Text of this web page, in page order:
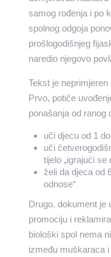
samog rođenja i po
spolnog odgoja
prošlogodišnjeg
naredio njegovo
Tekst je
Prvo, potiče
ponašanja od ranog
uči djecu od 1
uči
tijelo „igrajući se
želi da djeca od
odnose“
Drugo, dokument je
promociju i
biološki spol nema
između muškaraca